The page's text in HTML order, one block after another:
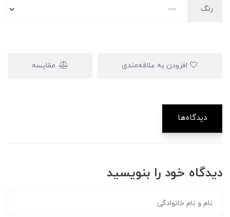
رنگ
مقایسه
دیدگاه‌ها
دیدگاه خود را بنویسید